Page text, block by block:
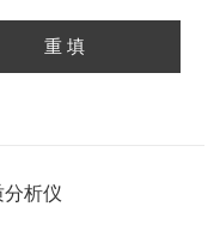
析仪